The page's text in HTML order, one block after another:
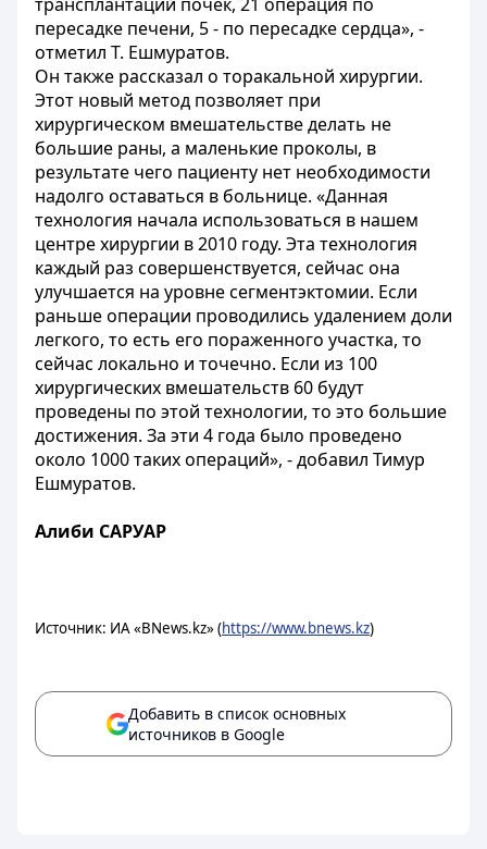
пересадке печени, 5 - по пересадке сердца», -
отметил Т. Ешмуратов.
Он также рассказал о торакальной хирургии.
Этот новый метод позволяет при
хирургическом вмешательстве делать не
большие раны, а маленькие проколы, в
результате чего пациенту нет необходимости
надолго оставаться в больнице. «Данная
технология начала использоваться в нашем
центре хирургии в 2010 году. Эта технология
каждый раз совершенствуется, сейчас она
улучшается на уровне сегментэктомии. Если
раньше операции проводились удалением доли
легкого, то есть его пораженного участка, то
сейчас локально и точечно. Если из 100
хирургических вмешательств 60 будут
проведены по этой технологии, то это большие
достижения. За эти 4 года было проведено
около 1000 таких операций», - добавил Тимур
Ешмуратов.
Алиби САРУАР
Источник: ИА «BNews.kz» (https://www.bnews.kz)
Добавить в список основных
источников в Google